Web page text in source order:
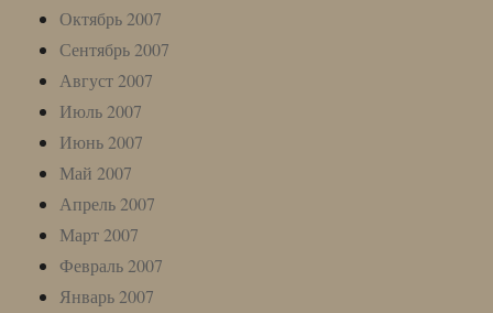
Октябрь 2007
Сентябрь 2007
Август 2007
Июль 2007
Июнь 2007
Май 2007
Апрель 2007
Март 2007
Февраль 2007
Январь 2007